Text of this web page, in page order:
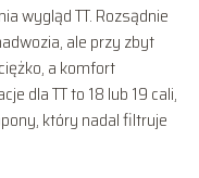
wygląd TT. Rozsądnie
ale przy zbyt
a komfort
dla TT to 18 lub 19 cali,
który nadal filtruje